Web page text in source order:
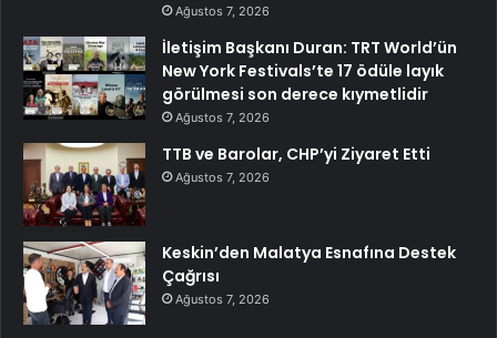
Ağustos 7, 2026
İletişim Başkanı Duran: TRT World’ün
New York Festivals’te 17 ödüle layık
görülmesi son derece kıymetlidir
Ağustos 7, 2026
TTB ve Barolar, CHP’yi Ziyaret Etti
Ağustos 7, 2026
Keskin’den Malatya Esnafına Destek
Çağrısı
Ağustos 7, 2026